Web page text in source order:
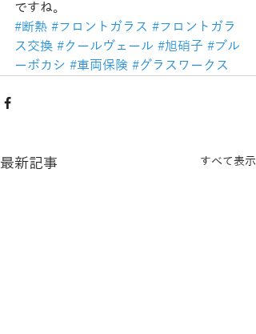
ですね。
#断熱 #フロントガラス #フロントガラ
ス交換 #クールヴェール #旭硝子 #ブル
ーボカシ #車両保険 #グラスワークス
最新記事 すべて表示